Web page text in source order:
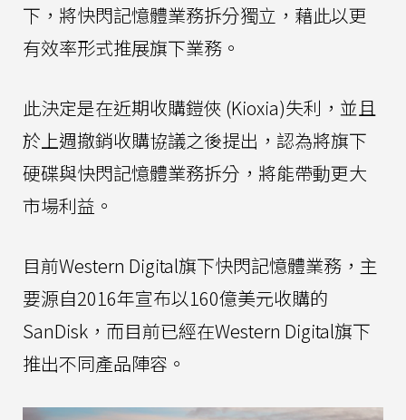
下，將快閃記憶體業務拆分獨立，藉此以更
有效率形式推展旗下業務。
此決定是在近期收購鎧俠 (Kioxia)失利，並且
於上週撤銷收購協議之後提出，認為將旗下
硬碟與快閃記憶體業務拆分，將能帶動更大
市場利益。
目前Western Digital旗下快閃記憶體業務，主
要源自2016年宣布以160億美元收購的
SanDisk，而目前已經在Western Digital旗下
推出不同產品陣容。